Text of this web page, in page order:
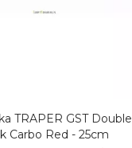
TRAPER GST Double
Carbo Red - 25cm